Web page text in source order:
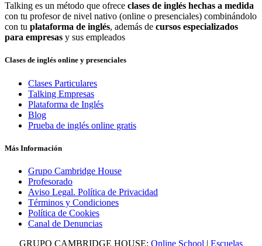
Talking es un método que ofrece clases de inglés hechas a medida
con tu profesor de nivel nativo (online o presenciales) combinándolo
con tu plataforma de inglés, además de cursos especializados
para empresas y sus empleados
Clases de inglés online y presenciales
Clases Particulares
Talking Empresas
Plataforma de Inglés
Blog
Prueba de inglés online gratis
Más Información
Grupo Cambridge House
Profesorado
Aviso Legal. Política de Privacidad
Términos y Condiciones
Política de Cookies
Canal de Denuncias
GRUPO CAMBRIDGE HOUSE: Online School | Escuelas